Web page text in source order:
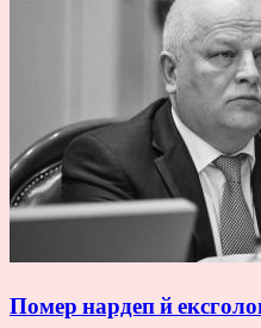
Помер нардеп й